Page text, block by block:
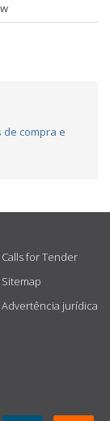
compra e
Calls for Tender
Sitemap
Advertência jurídica